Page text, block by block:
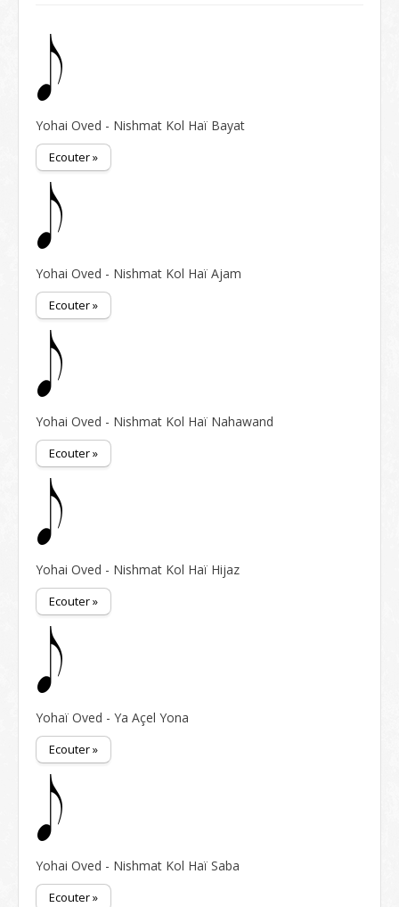
Yohai Oved - Nishmat Kol Haï Bayat
Ecouter »
Yohai Oved - Nishmat Kol Haï Ajam
Ecouter »
Yohai Oved - Nishmat Kol Haï Nahawand
Ecouter »
Yohai Oved - Nishmat Kol Haï Hijaz
Ecouter »
Yohaï Oved - Ya Açel Yona
Ecouter »
Yohai Oved - Nishmat Kol Haï Saba
Ecouter »